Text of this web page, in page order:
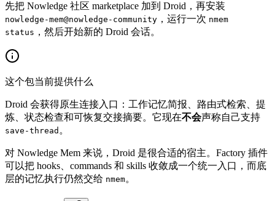
先把 Nowledge 社区 marketplace 加到 Droid，再安装
nowledge-mem@nowledge-community ，运行一次 nmem
status ，然后开始新的 Droid 会话。
这个包当前提供什么
Droid 会获得原生连接入口：工作记忆简报、路由式检索、提
炼、状态检查和可恢复交接摘要。它现在不会声称自己支持
save-thread 。
对 Nowledge Mem 来说，Droid 是很合适的宿主。Factory 插件
可以把 hooks、commands 和 skills 收敛成一个统一入口，而底
层的记忆执行仍然交给 nmem。